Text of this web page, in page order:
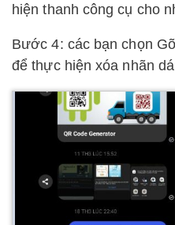
hiện thanh công cụ cho
Bước 4: các bạn chọn
để thực hiện xóa nhãn